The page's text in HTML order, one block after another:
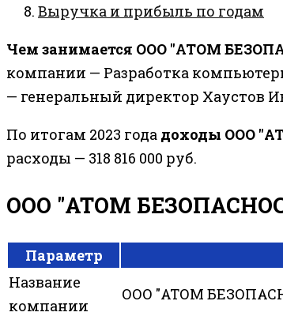
Выручка и прибыль по годам
Чем занимается ООО "АТОМ
компании — Разработка
— генеральный директор Хаустов
По итогам 2023 года доходы ООО
расходы — 318 816 000 руб.
ООО "АТОМ
Параметр
Название
компании
ООО "АТОМ